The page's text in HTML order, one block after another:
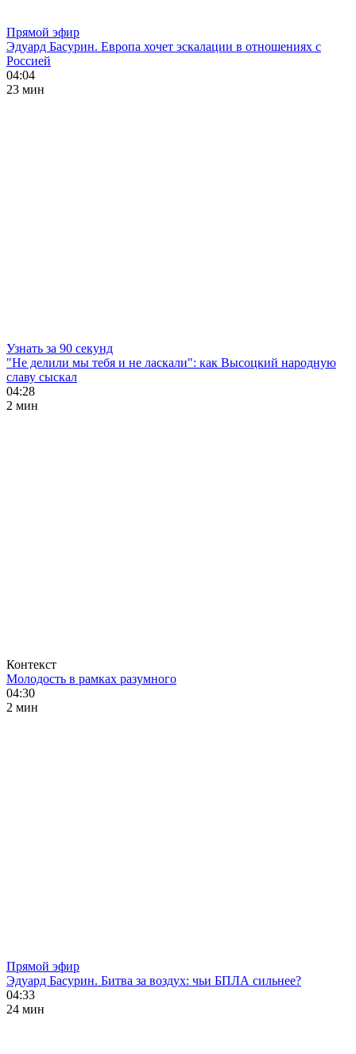
Прямой эфир
Эдуард Басурин. Европа хочет эскалации в отношениях с
Россией
04:04
23 мин
Узнать за 90 секунд
"Не делили мы тебя и не ласкали": как Высоцкий народную
славу сыскал
04:28
2 мин
Контекст
Молодость в рамках разумного
04:30
2 мин
Прямой эфир
Эдуард Басурин. Битва за воздух: чьи БПЛА сильнее?
04:33
24 мин